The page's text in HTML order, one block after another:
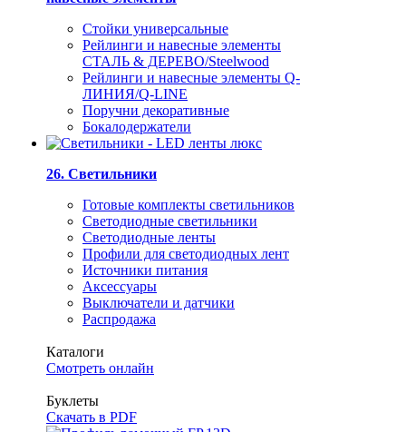
Стойки универсальные
Рейлинги и навесные элементы
СТАЛЬ & ДЕРЕВО/Steelwood
Рейлинги и навесные элементы Q-
ЛИНИЯ/Q-LINE
Поручни декоративные
Бокалодержатели
26. Светильники
Готовые комплекты светильников
Светодиодные светильники
Светодиодные ленты
Профили для светодиодных лент
Источники питания
Аксессуары
Выключатели и датчики
Распродажа
Каталоги
Смотреть онлайн
Буклеты
Скачать в PDF